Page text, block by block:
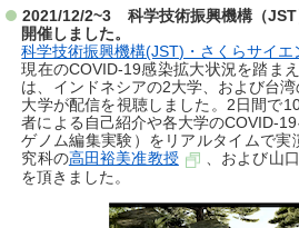
2021/12/2~3 科学技術振興機構（JST
開催しました。
科学技術振興機構(JST)・さくらサイエ
現在のCOVID-19感染拡大状況を踏ま
は、インドネシアの2大学、および台
大学が配信を視聴しました。2日間で
者による自己紹介や各大学のCOVID-
ゲノム編集実験）をリアルタイムで
究科の高田裕美准教授 、および山
を頂きました。